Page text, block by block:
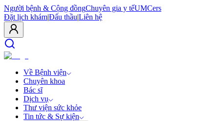
Người bệnh & Cộng đồngChuyên gia y tếUMCers
Đặt lịch khám|Đấu thầu|Liên hệ
Về Bệnh viện
Chuyên khoa
Bác sĩ
Dịch vụ
Thư viện sức khỏe
Tin tức & Sự kiện